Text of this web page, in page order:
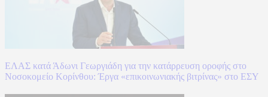
ΕΛΑΣ κατά Άδωνι Γεωργιάδη για την κατάρρευση οροφής στο
Νοσοκομείο Κορίνθου: Έργα «επικοινωνιακής βιτρίνας» στο ΕΣΥ